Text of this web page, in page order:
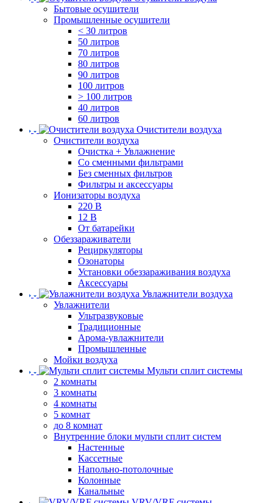
Бытовые осушители
Промышленные осушители
< 30 литров
50 литров
70 литров
80 литров
90 литров
100 литров
> 100 литров
40 литров
60 литров
Очистители воздуха
Очистители воздуха
Очистка + Увлажнение
Cо сменными фильтрами
Без сменных фильтров
Фильтры и аксессуары
Ионизаторы воздуха
220 В
12 В
От батарейки
Обеззараживатели
Рециркуляторы
Озонаторы
Установки обеззараживания воздуха
Аксессуары
Увлажнители воздуха
Увлажнители
Ультразвуковые
Традиционные
Арома-увлажнители
Промышленные
Мойки воздуха
Мульти сплит системы
2 комнаты
3 комнаты
4 комнаты
5 комнат
до 8 комнат
Внутренние блоки мульти сплит систем
Настенные
Кассетные
Напольно-потолочные
Колонные
Канальные